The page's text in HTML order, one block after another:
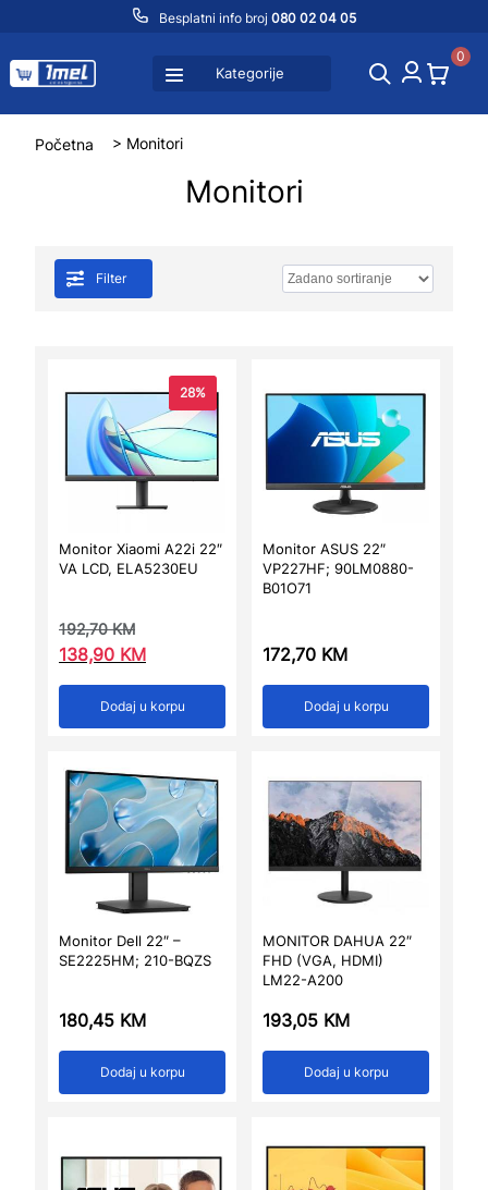
Besplatni info broj 080 02 04 05
Kategorije
0
Početna > Monitori
Monitori
Filter
28%
Monitor Xiaomi A22i 22″
VA LCD, ELA5230EU
192,70KM
138,90 KM
Dodaj u korpu
Monitor ASUS 22″
VP227HF; 90LM0880-
B01O71
172,70 KM
Dodaj u korpu
Monitor Dell 22″ –
SE2225HM; 210-BQZS
180,45 KM
Dodaj u korpu
MONITOR DAHUA 22″
FHD (VGA, HDMI)
LM22-A200
193,05 KM
Dodaj u korpu